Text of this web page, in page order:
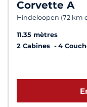
Corvette A
Hindeloopen (72 km
11.35 mètres
2 Cabines
4